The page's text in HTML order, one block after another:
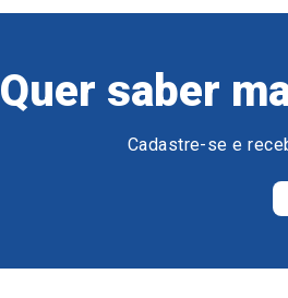
Quer saber
Cadastre-se e